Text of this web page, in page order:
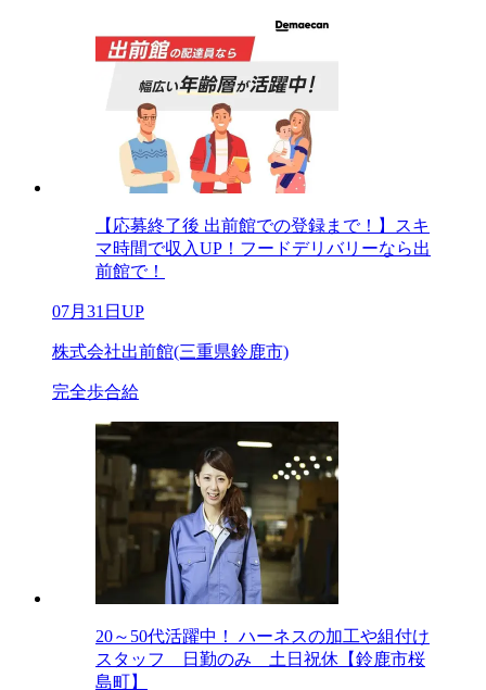
【応募終了後 出前館での登録まで！】スキ
マ時間で収入UP！フードデリバリーなら出
前館で！
07月31日UP
株式会社出前館(三重県鈴鹿市)
完全歩合給
20～50代活躍中！ ハーネスの加工や組付け
スタッフ 日勤のみ 土日祝休【鈴鹿市桜
島町】